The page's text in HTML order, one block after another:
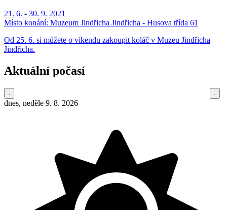
21. 6. - 30. 9. 2021
Místo konání: Muzeum Jindřicha Jindřicha - Husova třída 61
Od 25. 6. si můžete o víkendu zakoupit koláč v Muzeu Jindřicha
Jindřicha.
Aktuální počasí
dnes, neděle 9. 8. 2026